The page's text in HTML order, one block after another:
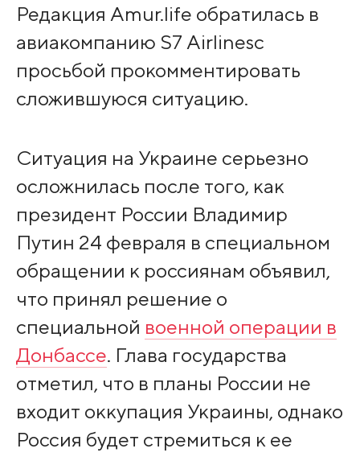
Редакция Amur.life обратилась в
авиакомпанию S7 Airlinesс
просьбой прокомментировать
сложившуюся ситуацию.
Ситуация на Украине серьезно
осложнилась после того, как
президент России Владимир
Путин 24 февраля в специальном
обращении к россиянам объявил,
что принял решение о
специальной военной операции в
Донбассе. Глава государства
отметил, что в планы России не
входит оккупация Украины, однако
Россия будет стремиться к ее